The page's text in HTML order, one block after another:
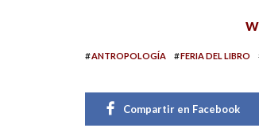
#ANTROPOLOGÍA #FERIA DEL LIBRO
Compartir en Facebook